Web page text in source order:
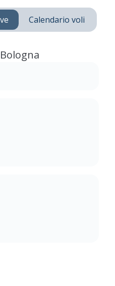
Calendario voli